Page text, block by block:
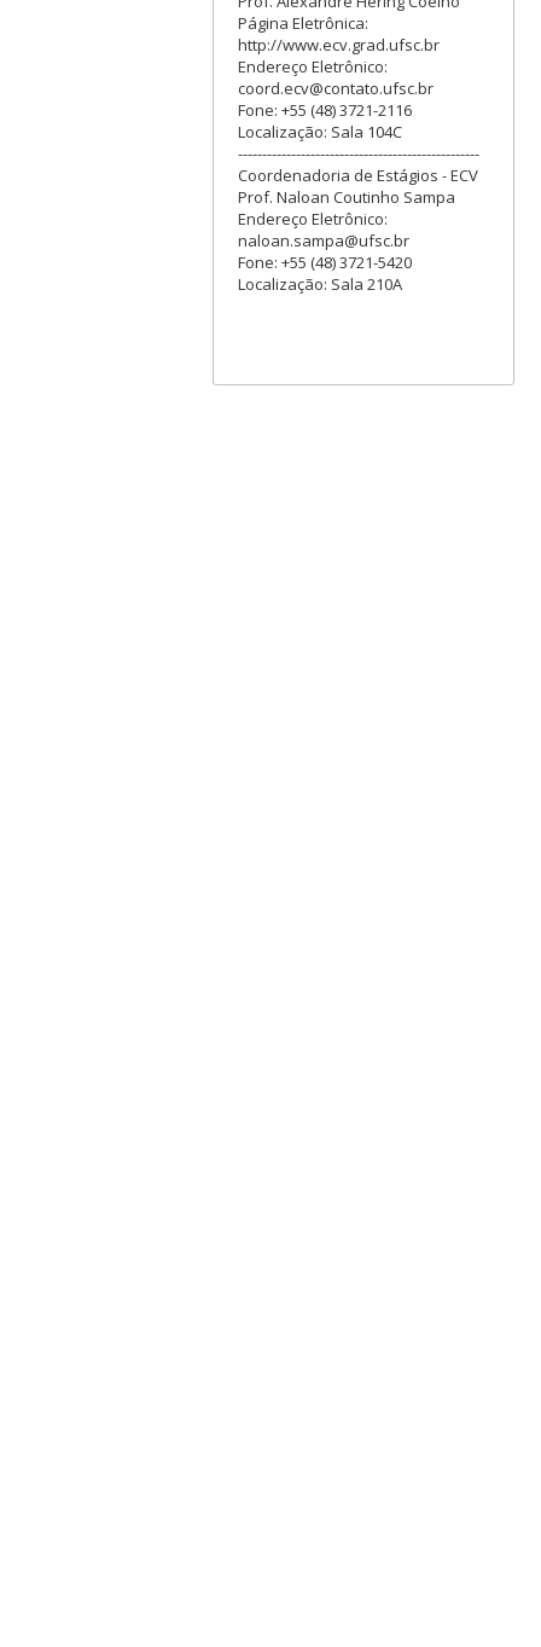
Página Eletrônica:
http://www.ecv.grad.ufsc.br
Endereço Eletrônico:
coord.ecv@contato.ufsc.br
Fone: +55 (48) 3721-2116
Localização: Sala 104C
--------------------------------------------------
Coordenadoria de Estágios - ECV
Prof. Naloan Coutinho Sampa
Endereço Eletrônico:
naloan.sampa@ufsc.br
Fone: +55 (48) 3721-5420
Localização: Sala 210A